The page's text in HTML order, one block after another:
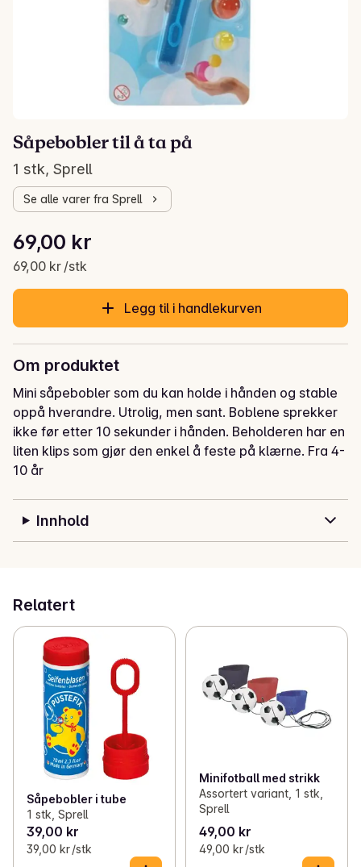
Såpebobler til å ta på
1 stk, Sprell
Se alle varer fra Sprell
Gjeldende pris er: 69,00 kr
69,00 kr
69,00 kr /stk
Stykkpris: 69,00 kr /stk
Legg til i handlekurven
Om produktet
Mini såpebobler som du kan holde i hånden og stable
oppå hverandre. Utrolig, men sant. Boblene sprekker
ikke før etter 10 sekunder i hånden. Beholderen har en
liten klips som gjør den enkel å feste på klærne. Fra 4-
10 år
Innhold
Relatert
Såpebobler i tube
1 stk, Sprell
39,00 kr
39,00 kr /stk
Minifotball med strikk
Assortert variant, 1 stk,
Sprell
49,00 kr
49,00 kr /stk